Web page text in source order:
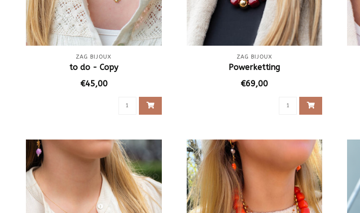
ZAG BIJOUX
to do - Copy
€45,00
ZAG BIJOUX
Powerketting
€69,00